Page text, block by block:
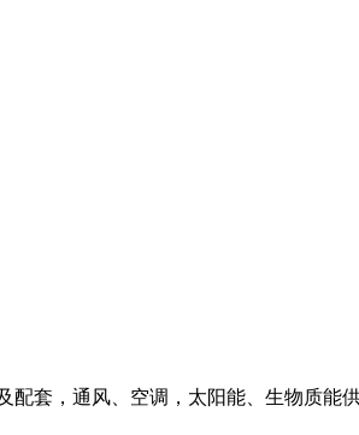
套，通风、空调，太阳能、生物质能